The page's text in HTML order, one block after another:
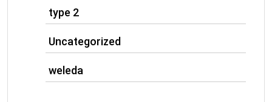
type 2
Uncategorized
weleda